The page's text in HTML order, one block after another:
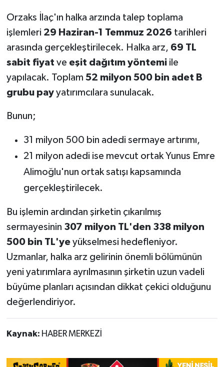
Orzaks İlaç'ın halka arzında talep toplama
işlemleri 29 Haziran-1 Temmuz 2026 tarihleri
arasında gerçekleştirilecek. Halka arz, 69 TL
sabit fiyat ve eşit dağıtım yöntemiile
yapılacak. Toplam 52 milyon 500 bin adet B
grubu payyatırımcılara sunulacak.
Bunun;
31 milyon 500 bin adedi sermaye artırımı,
21 milyon adedi ise mevcut ortak Yunus Emre
Alimoğlu'nun ortak satışı kapsamında
gerçekleştirilecek.
Bu işlemin ardından şirketin çıkarılmış
sermayesinin 307 milyon TL'den 338 milyon
500 bin TL'yeyükselmesi hedefleniyor.
Uzmanlar, halka arz gelirinin önemli bölümünün
yeni yatırımlara ayrılmasının şirketin uzun vadeli
büyüme planları açısından dikkat çekici olduğunu
değerlendiriyor.
Kaynak: HABER MERKEZİ